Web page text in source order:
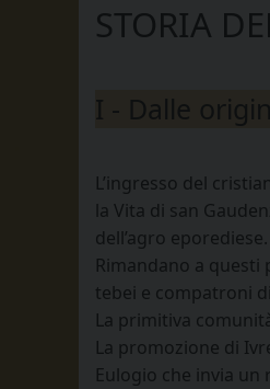
STORIA
I - Dalle
L’ingresso del
la Vita di san
dell’agro eporediese.
Rimandano a
tebei e compatroni
La primitiva
La promozione di
Eulogio che invia